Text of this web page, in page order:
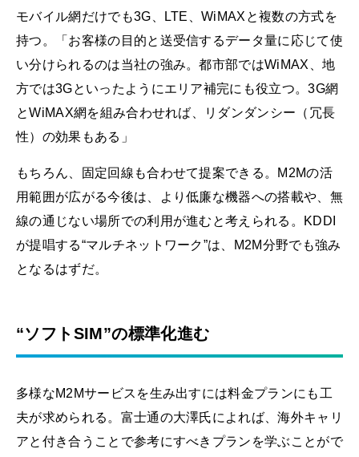
モバイル網だけでも3G、LTE、WiMAXと複数の方式を
持つ。「お客様の目的と送受信するデータ量に応じて使
い分けられるのは当社の強み。都市部ではWiMAX、地
方では3Gといったようにエリア補完にも役立つ。3G網
とWiMAX網を組み合わせれば、リダンダンシー（冗長
性）の効果もある」
もちろん、固定回線も合わせて提案できる。M2Mの活
用範囲が広がる今後は、より低廉な機器への搭載や、無
線の通じない場所での利用が進むと考えられる。KDDI
が提唱する“マルチネットワーク”は、M2M分野でも強み
となるはずだ。
“ソフトSIM”の標準化進む
多様なM2Mサービスを生み出すには料金プランにも工
夫が求められる。富士通の大澤氏によれば、海外キャリ
アと付き合うことで参考にすべきプランを学ぶことがで